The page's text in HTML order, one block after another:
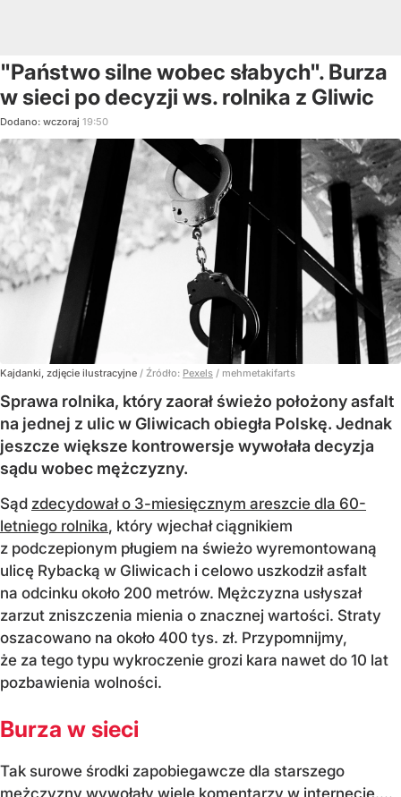
"Państwo silne wobec słabych". Burza
w sieci po decyzji ws. rolnika z Gliwic
Dodano: wczoraj 19:50
Kajdanki, zdjęcie ilustracyjne / Źródło: Pexels / mehmetakifarts
Sprawa rolnika, który zaorał świeżo położony asfalt
na jednej z ulic w Gliwicach obiegła Polskę. Jednak
jeszcze większe kontrowersje wywołała decyzja
sądu wobec mężczyzny.
Sąd zdecydował o 3-miesięcznym areszcie dla 60-
letniego rolnika, który wjechał ciągnikiem
z podczepionym pługiem na świeżo wyremontowaną
ulicę Rybacką w Gliwicach i celowo uszkodził asfalt
na odcinku około 200 metrów. Mężczyzna usłyszał
zarzut zniszczenia mienia o znacznej wartości. Straty
oszacowano na około 400 tys. zł. Przypomnijmy,
że za tego typu wykroczenie grozi kara nawet do 10 lat
pozbawienia wolności.
Burza w sieci
Tak surowe środki zapobiegawcze dla starszego